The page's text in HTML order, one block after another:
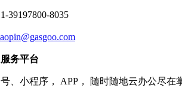
39197800-8035
务平台
、小程序， APP， 随时随地云办公尽在